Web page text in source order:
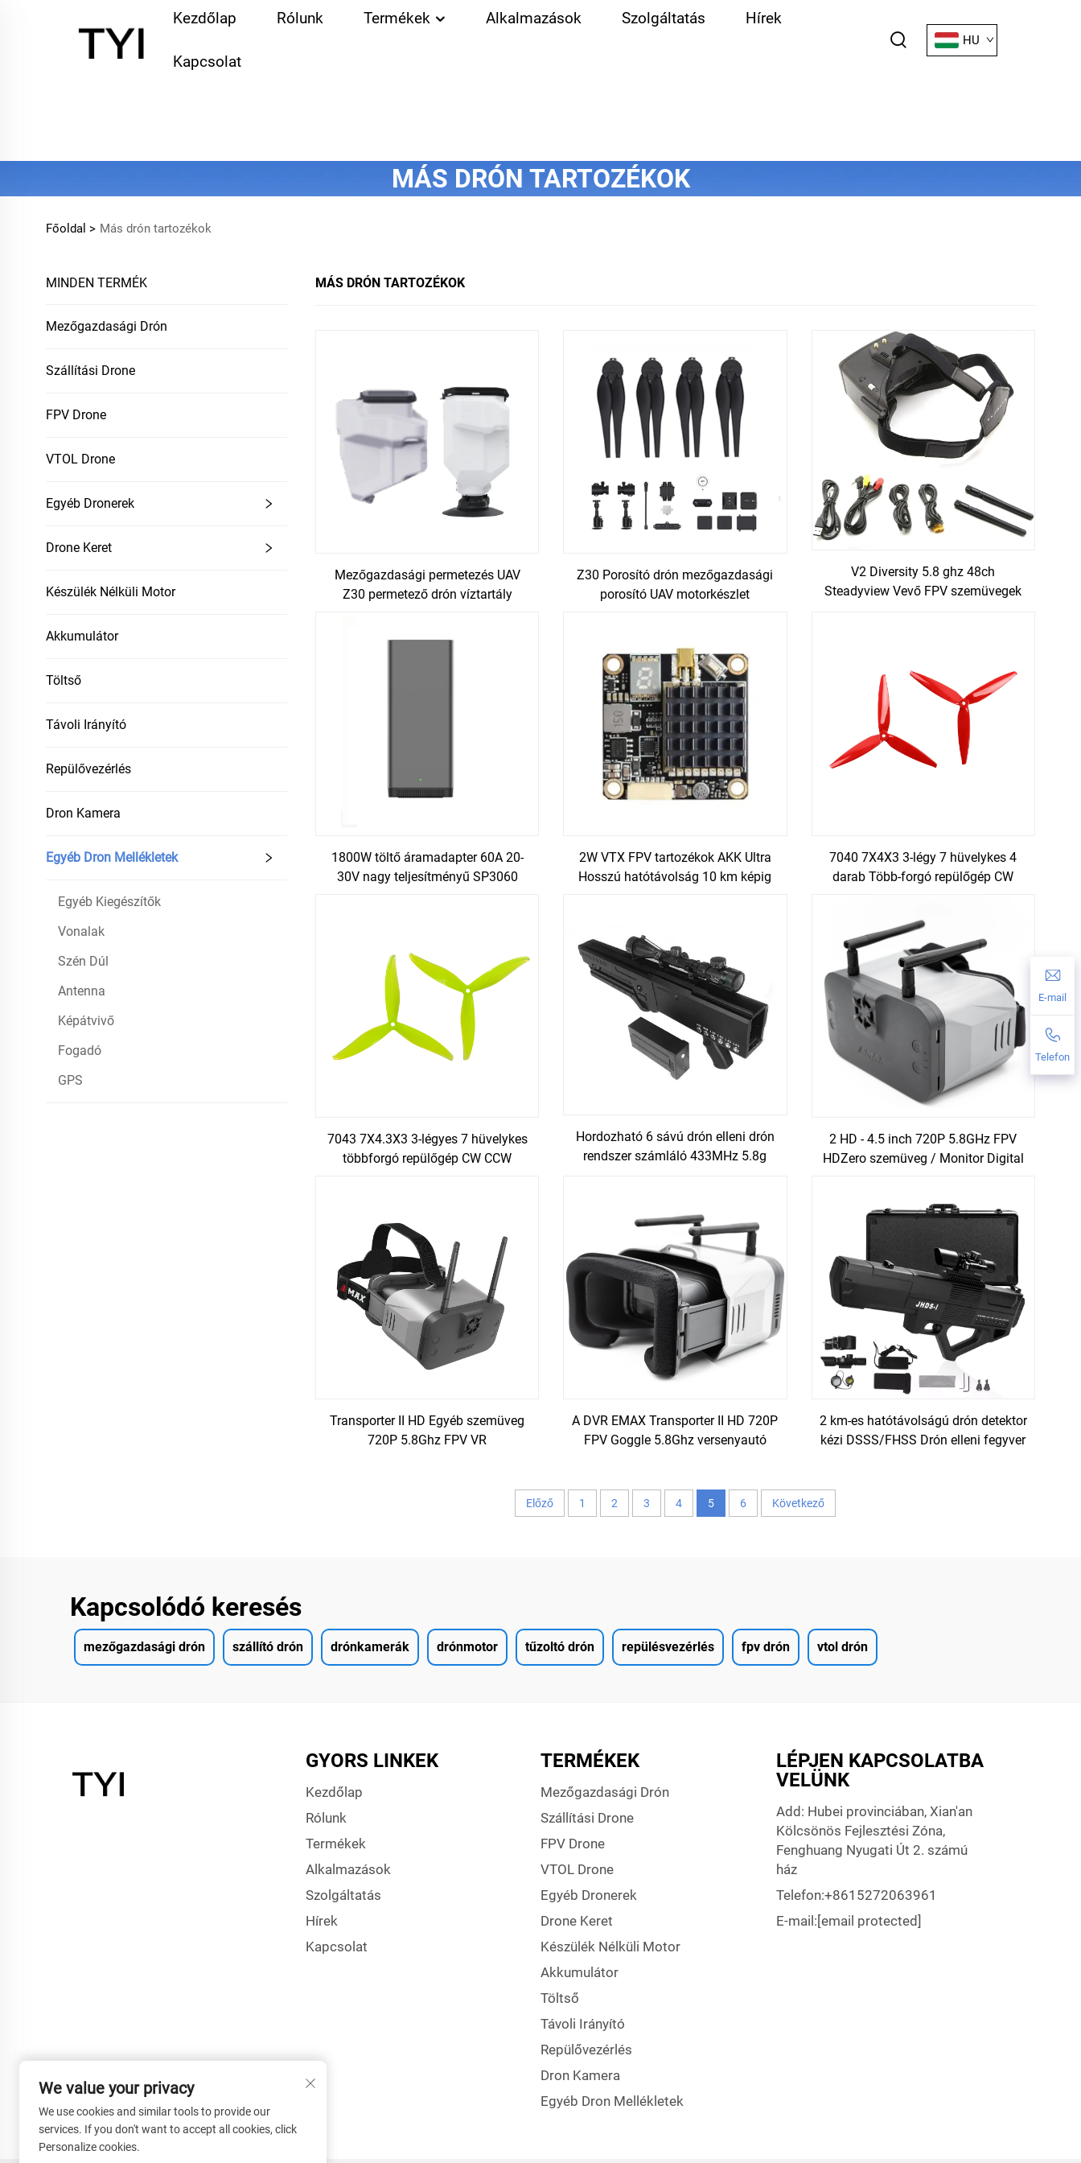
Kezdőlap Rólunk Termékek Alkalmazások Szolgáltatás Hírek
Kapcsolat
HU
MÁS DRÓN TARTOZÉKOK
Főoldal > Más drón tartozékok
MINDEN TERMÉK
Mezőgazdasági Drón
Szállítási Drone
FPV Drone
VTOL Drone
Egyéb Dronerek
Drone Keret
Készülék Nélküli Motor
Akkumulátor
Töltső
Távoli Irányító
Repülővezérlés
Dron Kamera
Egyéb Dron Mellékletek
Egyéb Kiegészítők
Vonalak
Szén Dúl
Antenna
Képátvivő
Fogadó
GPS
MÁS DRÓN TARTOZÉKOK
Mezőgazdasági permetezés UAV
Z30 permetező drón víztartály
Z30 Porosító drón mezőgazdasági
porosító UAV motorkészlet
V2 Diversity 5.8 ghz 48ch
Steadyview Vevő FPV szemüvegek
1800W töltő áramadapter 60A 20-
30V nagy teljesítményű SP3060
2W VTX FPV tartozékok AKK Ultra
Hosszú hatótávolság 10 km képig
7040 7X4X3 3-légy 7 hüvelykes 4
darab Több-forgó repülőgép CW
7043 7X4.3X3 3-légyes 7 hüvelykes
többforgó repülőgép CW CCW
Hordozható 6 sávú drón elleni drón
rendszer számláló 433MHz 5.8g
2 HD - 4.5 inch 720P 5.8GHz FPV
HDZero szemüveg / Monitor Digital
Transporter II HD Egyéb szemüveg
720P 5.8Ghz FPV VR
A DVR EMAX Transporter II HD 720P
FPV Goggle 5.8Ghz versenyautó
2 km-es hatótávolságú drón detektor
kézi DSSS/FHSS Drón elleni fegyver
Előző 1 2 3 4 5 6 Következő
E-mail
Telefon
Kapcsolódó keresés
mezőgazdasági drón szállító drón drónkamerák drónmotor tűzoltó drón repülésvezérlés fpv drón vtol drón
GYORS LINKEK
Kezdőlap
Rólunk
Termékek
Alkalmazások
Szolgáltatás
Hírek
Kapcsolat
TERMÉKEK
Mezőgazdasági Drón
Szállítási Drone
FPV Drone
VTOL Drone
Egyéb Dronerek
Drone Keret
Készülék Nélküli Motor
Akkumulátor
Töltső
Távoli Irányító
Repülővezérlés
Dron Kamera
Egyéb Dron Mellékletek
LÉPJEN KAPCSOLATBA
VELÜNK
Add: Hubei provinciában, Xian'an
Kölcsönös Fejlesztési Zóna,
Fenghuang Nyugati Út 2. számú
ház
Telefon:+8615272063961
E-mail: [email protected]
We value your privacy
We use cookies and similar tools to provide our
services. If you don't want to accept all cookies, click
Personalize cookies.